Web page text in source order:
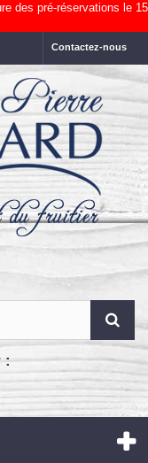
des pré-réservations le 15
Contactez-nous
: